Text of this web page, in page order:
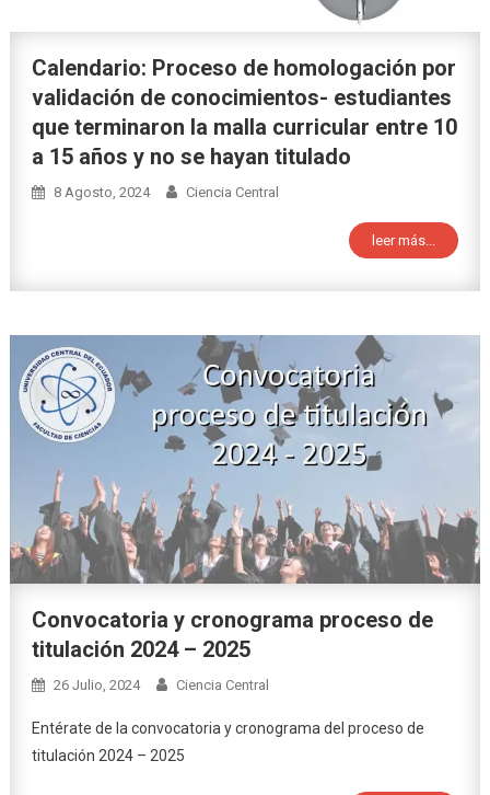
Calendario: Proceso de homologación por
validación de conocimientos- estudiantes
que terminaron la malla curricular entre 10
a 15 años y no se hayan titulado
8 Agosto, 2024 Ciencia Central
leer más...
Convocatoria y cronograma proceso de
titulación 2024 – 2025
26 Julio, 2024 Ciencia Central
Entérate de la convocatoria y cronograma del proceso de
titulación 2024 – 2025